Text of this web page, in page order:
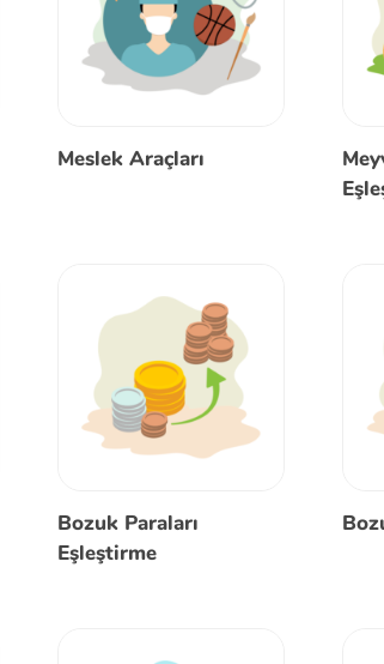
Meslek Araçları
Bozuk Paraları
Eşleştirme